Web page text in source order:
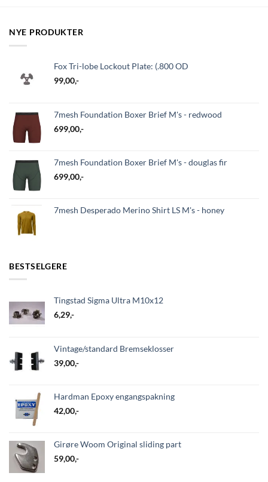
NYE PRODUKTER
Fox Tri-lobe Lockout Plate: (.800 OD
99,00,-
7mesh Foundation Boxer Brief M's - redwood
699,00,-
7mesh Foundation Boxer Brief M's - douglas fir
699,00,-
7mesh Desperado Merino Shirt LS M's - honey
BESTSELGERE
Tingstad Sigma Ultra M10x12
6,29,-
Vintage/standard Bremseklosser
39,00,-
Hardman Epoxy engangspakning
42,00,-
Girøre Woom Original sliding part
59,00,-